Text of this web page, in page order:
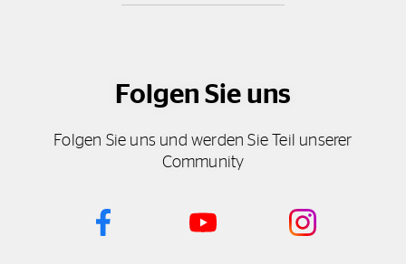
Folgen Sie uns
Folgen Sie uns und werden Sie Teil unserer
Community